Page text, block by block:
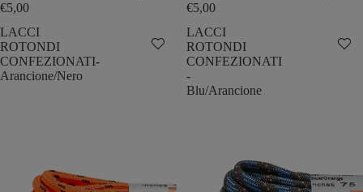
€5,00
€5,00
LACCI
ROTONDI
CONFEZIONATI-
Arancione/Nero
LACCI
ROTONDI
CONFEZIONATI
-
Blu/Arancione